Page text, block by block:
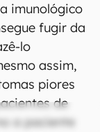
imunológico
fugir da
lo
assim,
piores
de
a paciente